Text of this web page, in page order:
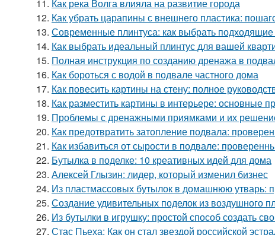
11. Как река Волга влияла на развитие города
12. Как убрать царапины с внешнего пластика:
13. Современные плинтуса: как выбрать
14. Как выбрать идеальный плинтус для вашей
15. Полная инструкция по созданию дренажа в
16. Как бороться с водой в подвале частного дома
17. Как повесить картины на стену: полное
18. Как разместить картины в интерьере: основные
19. Проблемы с дренажными приямками и их
20. Как предотвратить затопление подвала:
21. Как избавиться от сырости в подвале:
22. Бутылка в поделке: 10 креативных идей для дома
23. Алексей Глызин: лидер, который изменил бизнес
24. Из пластмассовых бутылок в домашнюю утварь:
25. Создание удивительных поделок из воздушного
26. Из бутылки в игрушку: простой способ создать
27. Стас Пьеха: Как он стал звездой российской